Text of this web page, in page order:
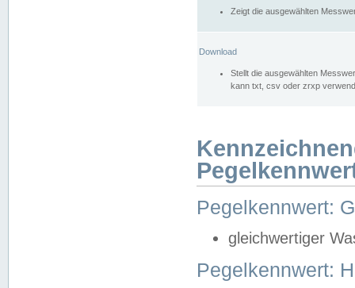
Zeigt die ausgewählten
Download
Stellt die ausgewählten
kann txt, csv oder zrxp
Pegelkennwert:
gleichwertiger
Pegelkennwert: